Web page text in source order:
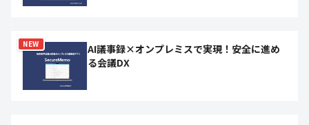
NEW
AI議事録×オンプレミスで実現！安全に進め
る会議DX